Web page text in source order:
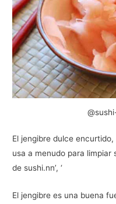
El jengibre dulce
usa a menudo para
de sushi.nn’, ‘
El jengibre es una buena